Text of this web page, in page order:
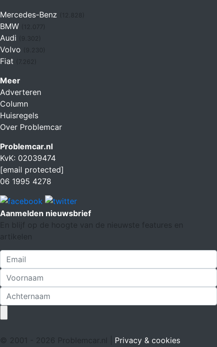
Mercedes-Benz
BMW
Audi
Volvo
Fiat (7.262)
Meer
Adverteren
Column
Huisregels
Over Problemcar
Problemcar.nl
KvK: 02039474
[email protected]
06 1995 4278
Aanmelden nieuwsbrief
En blijf op de hoogte van de nieuwste features en
artikelen
© 2001 - 2026 Problemcar.nl | Privacy & cookies